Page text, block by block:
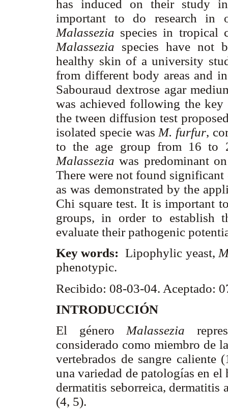
has induced on their study
important to do research in
Malassezia species in tropical
Malassezia species have not
healthy skin of a university
from different body areas and
Sabouraud dextrose agar
was achieved following the
the tween diffusion test
isolated specie was M. furfur,
to the age group from 16 to
Malassezia was predominant
There were not found significant
as was demonstrated by the
Chi square test. It is important
groups, in order to establish
evaluate their pathogenic
Key words: Lipophylic yeast,
phenotypic.
Recibido: 08-03-04. Aceptado:
INTRODUCCIÓN
El género Malassezia
considerado como miembro de
vertebrados de sangre caliente
una variedad de patologías en
dermatitis seborreica,
(4, 5).